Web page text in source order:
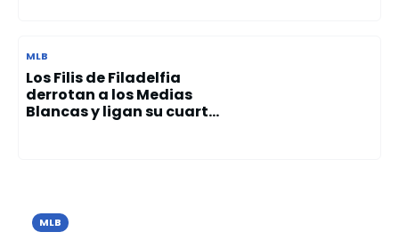
MLB
Los Filis de Filadelfia
derrotan a los Medias
Blancas y ligan su cuart...
MLB